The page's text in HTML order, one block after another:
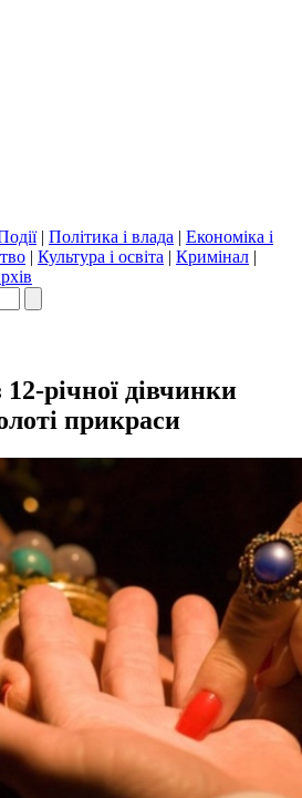
| Політика і влада | Економіка і
| Культура і освіта | Кримінал |
річної дівчинки
прикраси